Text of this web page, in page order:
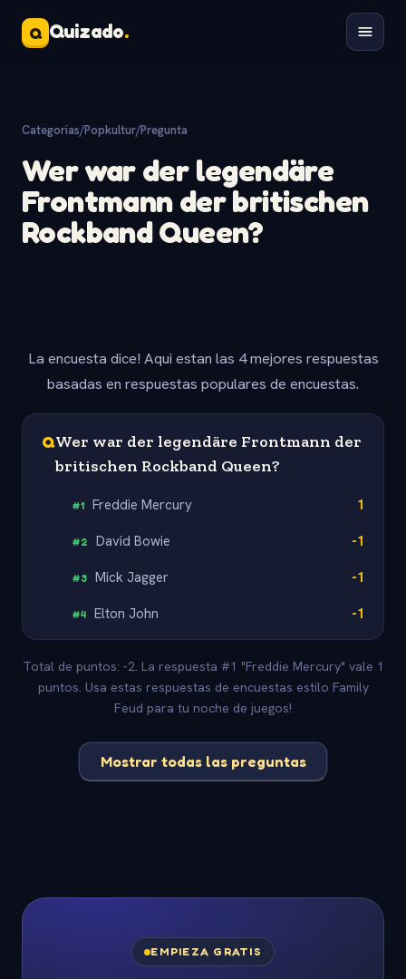
Q Quizado.
Categorias/Popkultur/Pregunta
Wer war der legendäre
Frontmann der britischen
Rockband Queen?
La encuesta dice! Aqui estan las 4 mejores respuestas
basadas en respuestas populares de encuestas.
QWer war der legendäre Frontmann der
britischen Rockband Queen?
#1 Freddie Mercury 1
#2 David Bowie -1
#3 Mick Jagger -1
#4 Elton John -1
Total de puntos: -2. La respuesta #1 "Freddie Mercury" vale 1
puntos. Usa estas respuestas de encuestas estilo Family
Feud para tu noche de juegos!
Mostrar todas las preguntas
EMPIEZA GRATIS